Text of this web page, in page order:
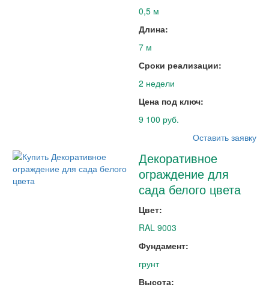
0,5 м
Длина:
7 м
Сроки реализации:
2 недели
Цена под ключ:
9 100 руб.
Оставить заявку
Декоративное
ограждение для
сада белого цвета
Цвет:
RAL 9003
Фундамент:
грунт
Высота: